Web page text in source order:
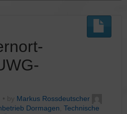
Markus Rossdeutscher
Dormagen Technische